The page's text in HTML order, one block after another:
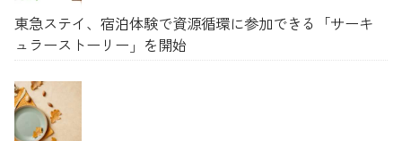
東急ステイ、宿泊体験で資源循環に参加できる「サーキ
ュラーストーリー」を開始